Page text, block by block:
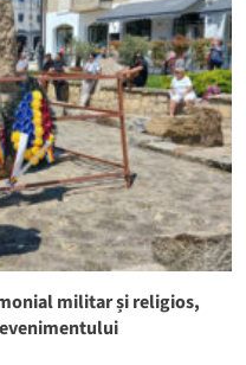
militar și religios,